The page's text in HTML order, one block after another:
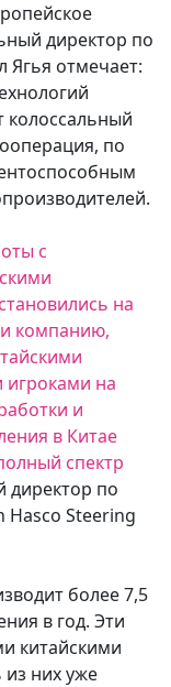
директор по
Ягья отмечает:
по
с
на
компанию,
на
и
в Китае
спектр
директор по
Hasco Steering
более 7,5
в год. Эти
китайскими
них уже